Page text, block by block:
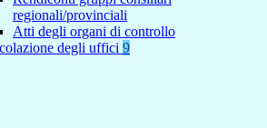
regionali/provinciali
Atti degli organi di controllo
degli uffici 9